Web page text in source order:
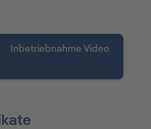
Inbetriebnahme Video